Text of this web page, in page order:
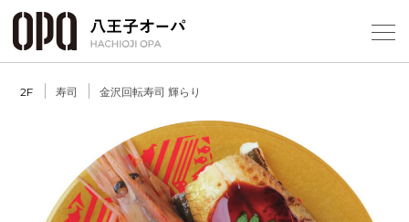
2F 寿司 金沢回転寿司 輝らり
フロア